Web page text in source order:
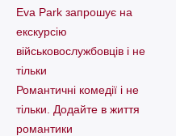
Eva Park запрошує на
екскурсію
військовослужбовців і не
тільки
Романтичні комедії і не
тільки. Додайте в життя
романтики